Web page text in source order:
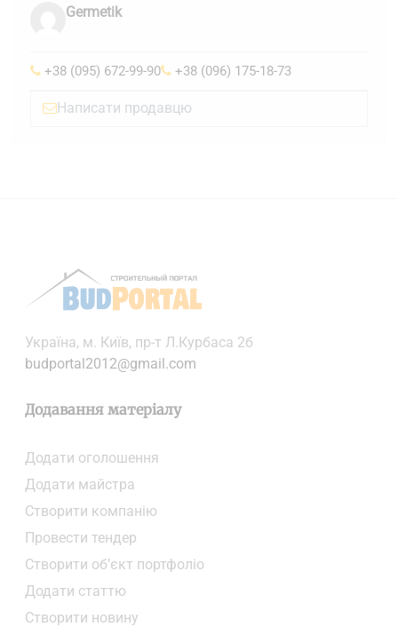
Germetik
+38 (095) 672-99-90 +38 (096) 175-18-73
Написати продавцю
Українa, м. Київ, пр-т Л.Курбаса 2б
budportal2012@gmail.com
Додавання матеріалу
Додати oголошення
Додати майстра
Створити компанiю
Провести тендер
Створити об’єкт портфоліо
Додати статтю
Створити новину